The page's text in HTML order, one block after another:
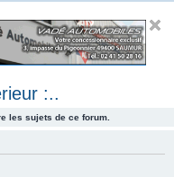
e
:..
les sujets de ce forum.